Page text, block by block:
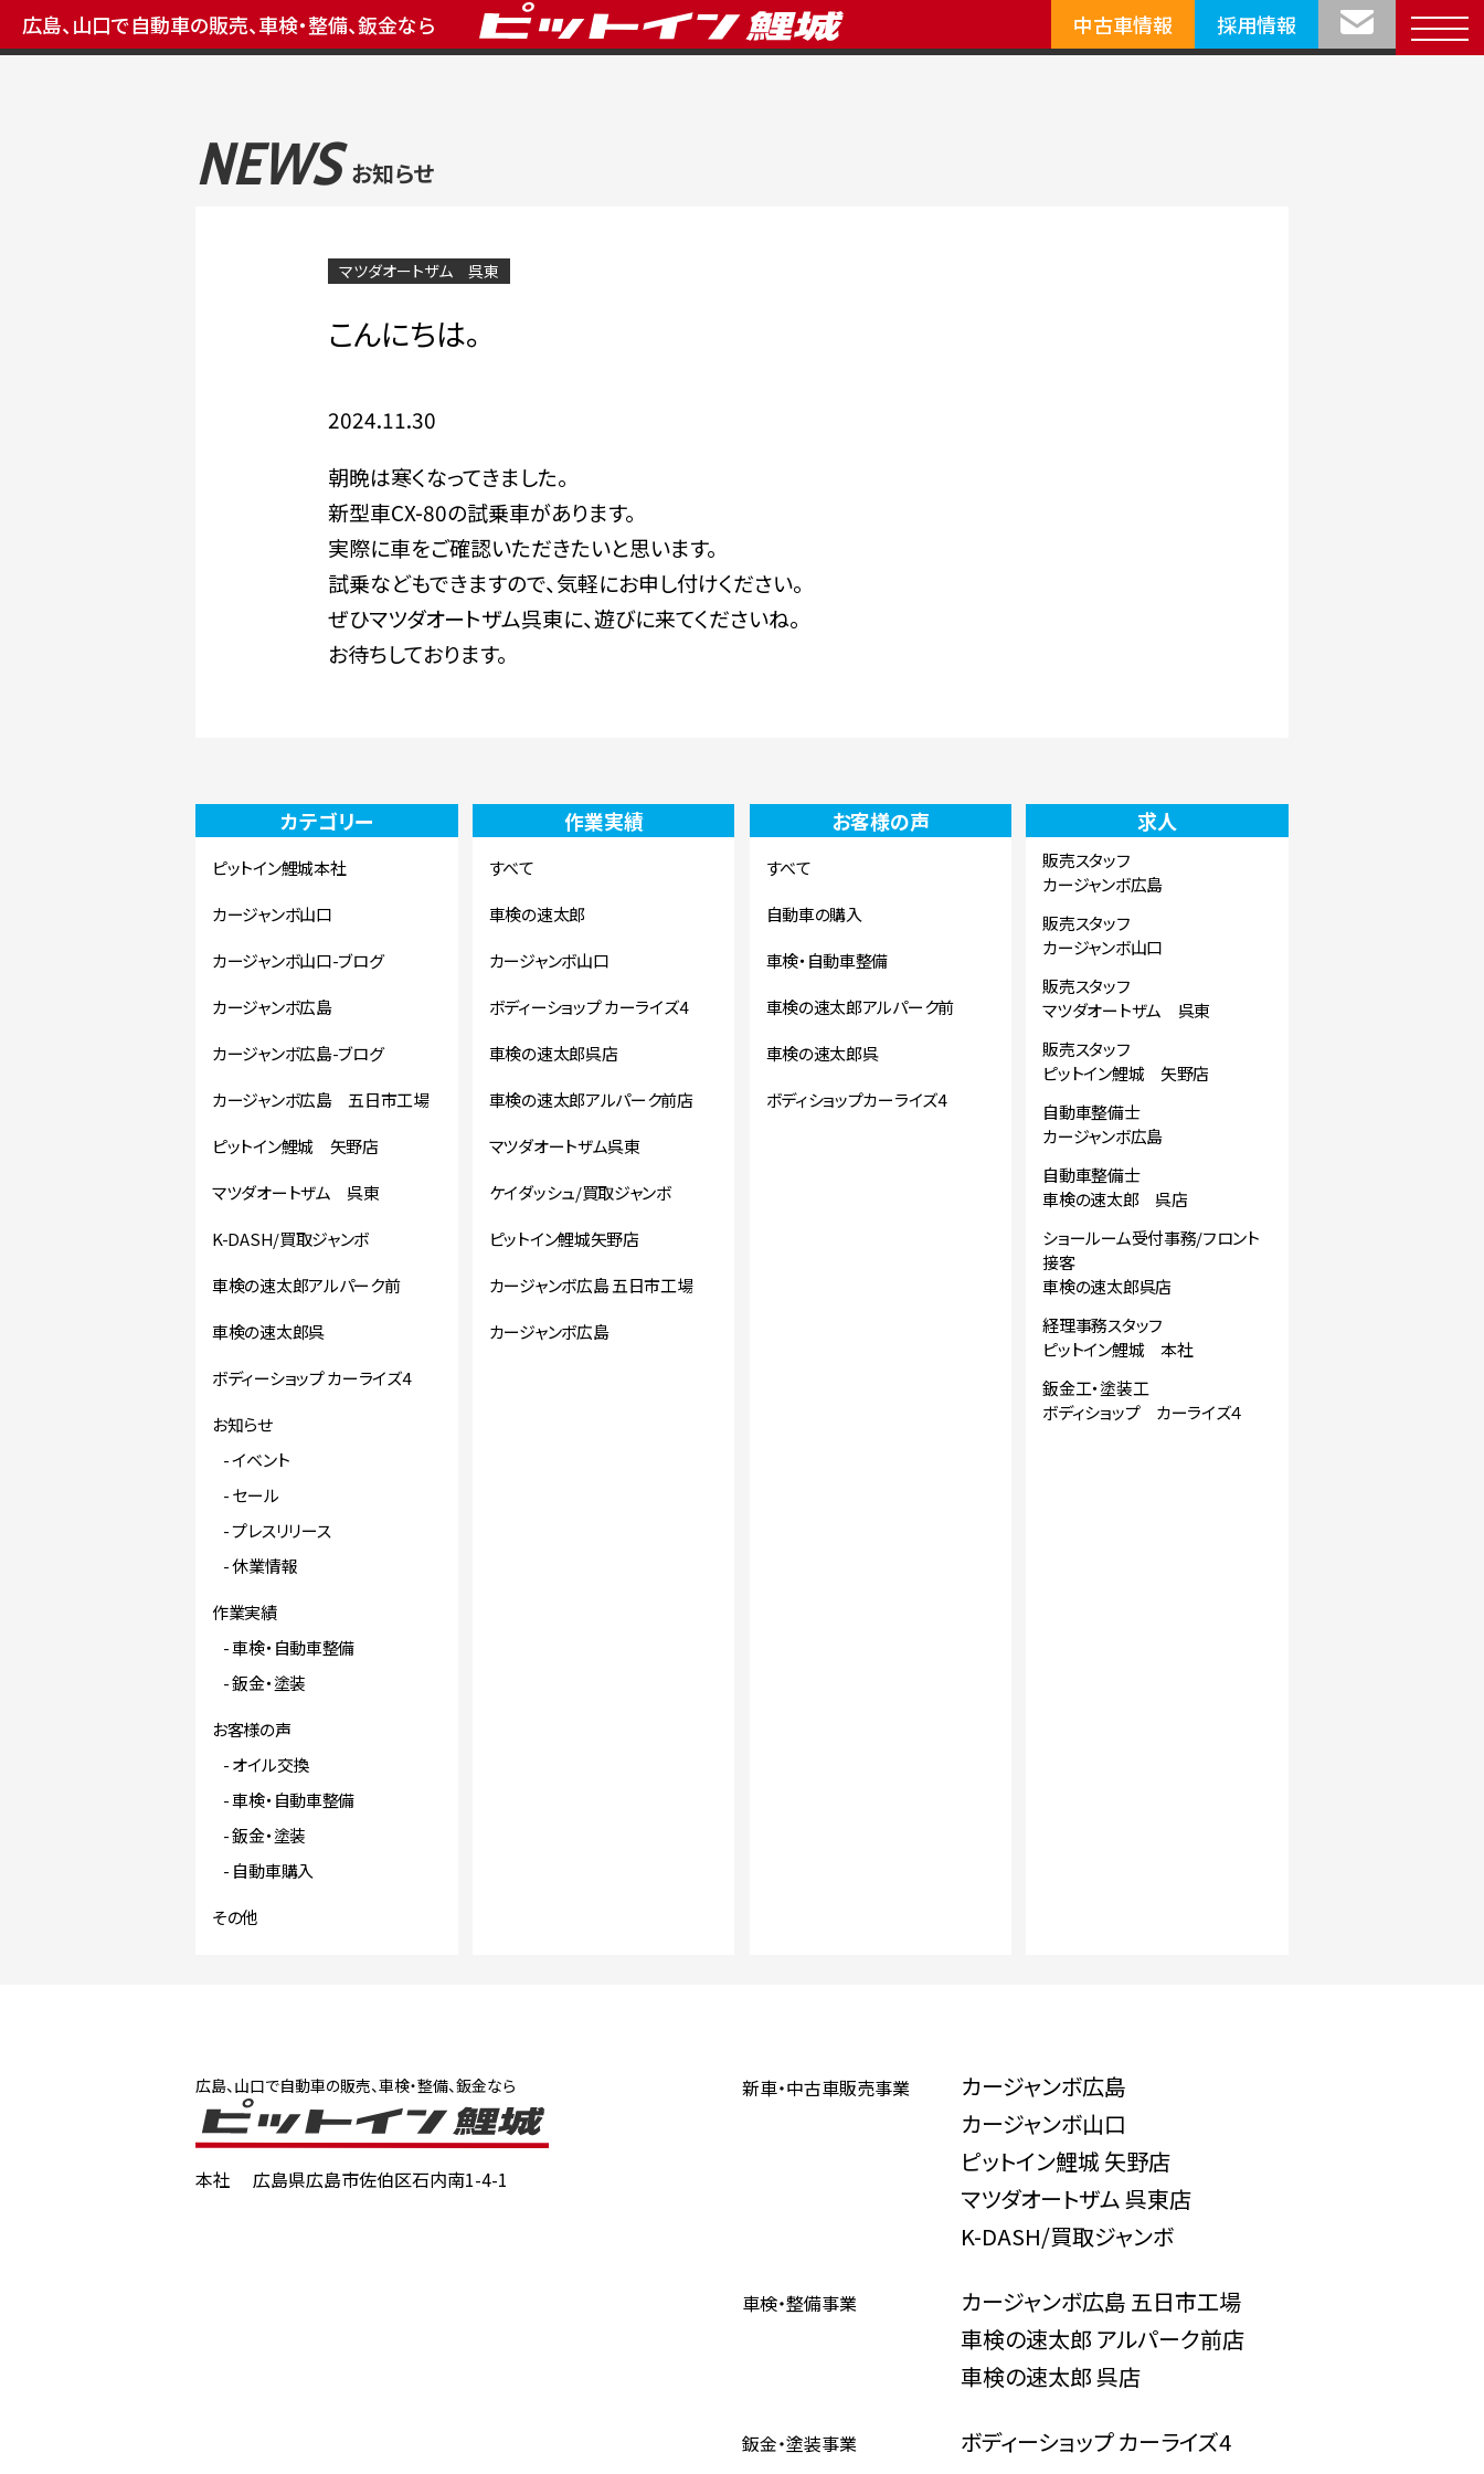
広島、山口で自動車の販売、車検・整備、鈑金なら 中古車情報 採用情報
NEWS お知らせ
マツダオートザム 呉東
こんにちは。
2024.11.30
朝晩は寒くなってきました。
新型車CX-80の試乗車があります。
実際に車をご確認いただきたいと思います。
試乗などもできますので、気軽にお申し付けください。
ぜひマツダオートザム呉東に、遊びに来てくださいね。
お待ちしております。
カテゴリー
ピットイン鯉城本社
カージャンボ山口
カージャンボ山口-ブログ
カージャンボ広島
カージャンボ広島-ブログ
カージャンボ広島 五日市工場
ピットイン鯉城 矢野店
マツダオートザム 呉東
K-DASH/買取ジャンボ
車検の速太郎アルパーク前
車検の速太郎呉
ボディーショップ カーライズ4
お知らせ
イベント
セール
プレスリリース
休業情報
作業実績
車検・自動車整備
鈑金・塗装
お客様の声
オイル交換
車検・自動車整備
鈑金・塗装
自動車購入
その他
作業実績
すべて
車検の速太郎
カージャンボ山口
ボディーショップ カーライズ4
車検の速太郎呉店
車検の速太郎アルパーク前店
マツダオートザム呉東
ケイダッシュ/買取ジャンボ
ピットイン鯉城矢野店
カージャンボ広島 五日市工場
カージャンボ広島
お客様の声
すべて
自動車の購入
車検・自動車整備
車検の速太郎アルパーク前
車検の速太郎呉
ボディショップカーライズ4
求人
販売スタッフ
カージャンボ広島
販売スタッフ
カージャンボ山口
販売スタッフ
マツダオートザム 呉東
販売スタッフ
ピットイン鯉城 矢野店
自動車整備士
カージャンボ広島
自動車整備士
車検の速太郎 呉店
ショールーム受付事務/フロント
接客
車検の速太郎呉店
経理事務スタッフ
ピットイン鯉城 本社
鈑金工・塗装工
ボディショップ カーライズ４
広島、山口で自動車の販売、車検・整備、鈑金なら
本社 広島県広島市佐伯区石内南1-4-1
新車・中古車販売事業
カージャンボ広島
カージャンボ山口
ピットイン鯉城 矢野店
マツダオートザム 呉東店
K-DASH/買取ジャンボ
車検・整備事業
カージャンボ広島 五日市工場
車検の速太郎 アルパーク前店
車検の速太郎 呉店
鈑金・塗装事業 ボディーショップ カーライズ4